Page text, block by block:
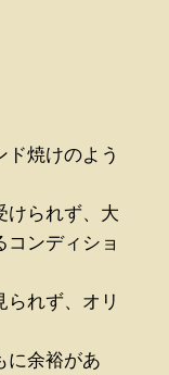
ド焼けのよう
けられず、大
ンディショ
れず、オリ
に余裕があ